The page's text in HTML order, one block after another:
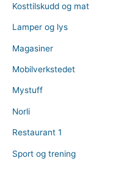
Kosttilskudd og mat
Lamper og lys
Magasiner
Mobilverkstedet
Mystuff
Norli
Restaurant 1
Sport og trening